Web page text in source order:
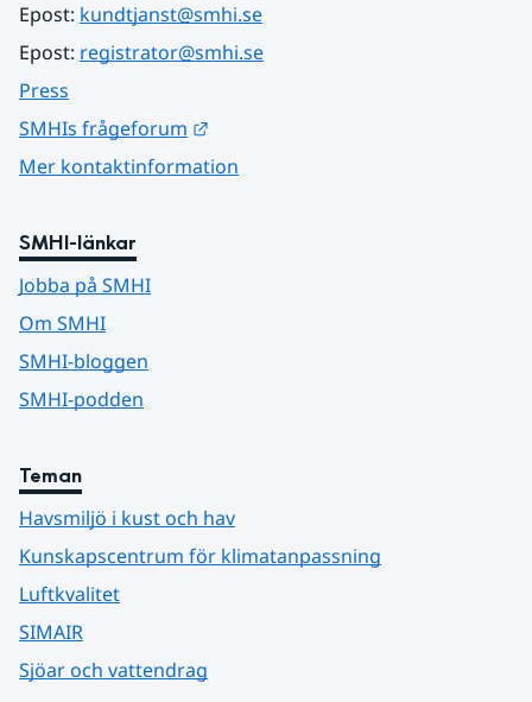
Epost: kundtjanst@smhi.se
Epost: registrator@smhi.se
Press
SMHIs frågeforum
Mer kontaktinformation
SMHI-länkar
Jobba på SMHI
Om SMHI
SMHI-bloggen
SMHI-podden
Teman
Havsmiljö i kust och hav
Kunskapscentrum för klimatanpassning
Luftkvalitet
SIMAIR
Sjöar och vattendrag